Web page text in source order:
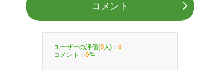
コメント
ユーザーの評価(0 人)： 0
コメント： 0件